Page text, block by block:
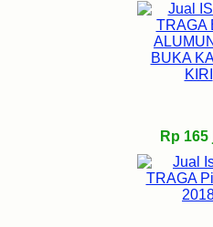
Rp 165